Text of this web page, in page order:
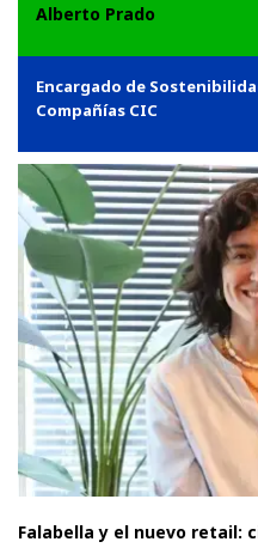
Alberto Prado
Encargado de
Compañías CIC
Falabella y el nuevo retail: